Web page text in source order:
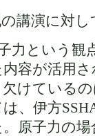
講演に対し
力という観
容が活用
けている
、伊方
原子力の